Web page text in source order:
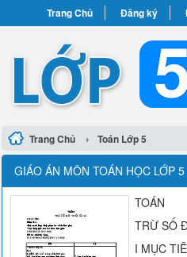
Trang Chủ Đăng ký
Trang Chủ › Toán Lớp 5
GIÁO ÁN MÔN TOÁN HỌC LỚP
TOÁN
TRỪ SỐ
I MỤC